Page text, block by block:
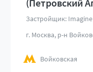
(Петровский
Застройщик:
г. Москва, р-н
Войковская